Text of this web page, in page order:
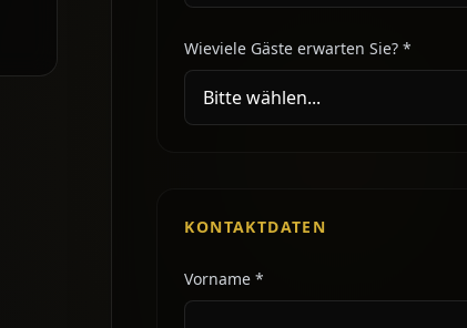
Wieviele Gäste erwarten Sie? *
KONTAKTDATEN
Vorname *